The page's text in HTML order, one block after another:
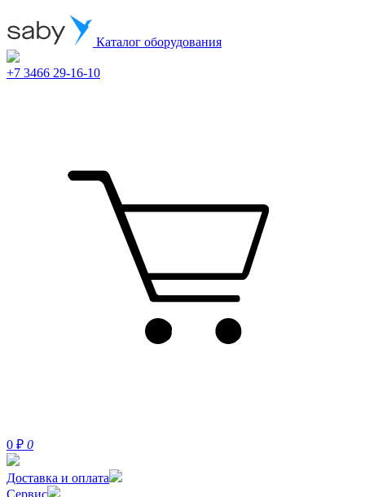
Каталог оборудования
+7 3466 29-16-10
0 ₽ 0
Доставка и оплата
Сервис